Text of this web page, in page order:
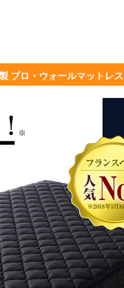
プロ・ウォールマットレ